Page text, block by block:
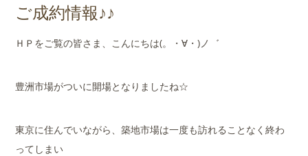
会社概要
ご成約情報♪♪
ＨＰをご覧の皆さま、こんにちは(。・∀・)ノ゛
豊洲市場がついに開場となりましたね☆
東京に住んでいながら、築地市場は一度も訪れることなく終わ
ってしまい